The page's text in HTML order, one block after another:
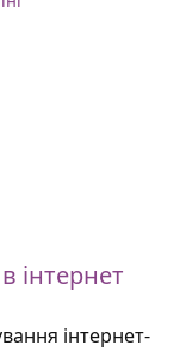
інтернет
інтернет-